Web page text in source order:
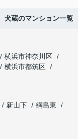
犬蔵のマンション一覧
横浜市神奈川区
横浜市都筑区
新山下
綱島東